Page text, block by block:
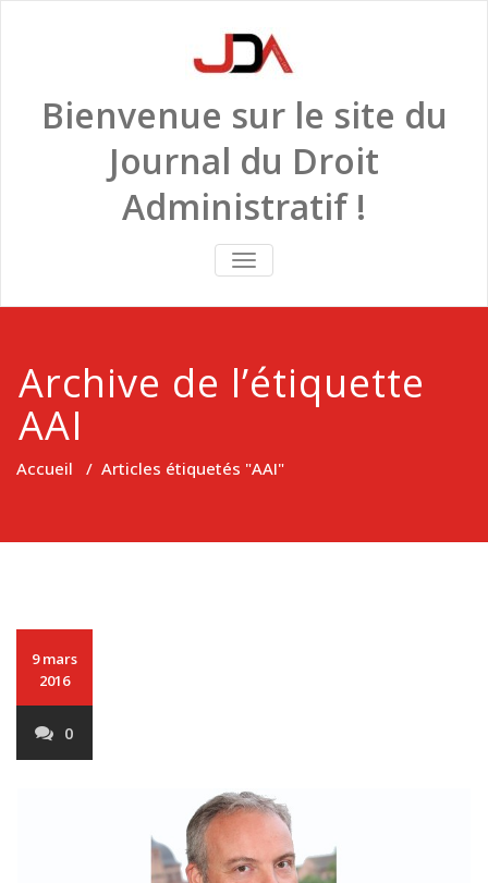
Bienvenue sur le site du
Journal du Droit
Administratif !
TOGGLE
NAVIGATION
Archive de l’étiquette
AAI
Accueil / Articles étiquetés "AAI"
9 mars
2016
0